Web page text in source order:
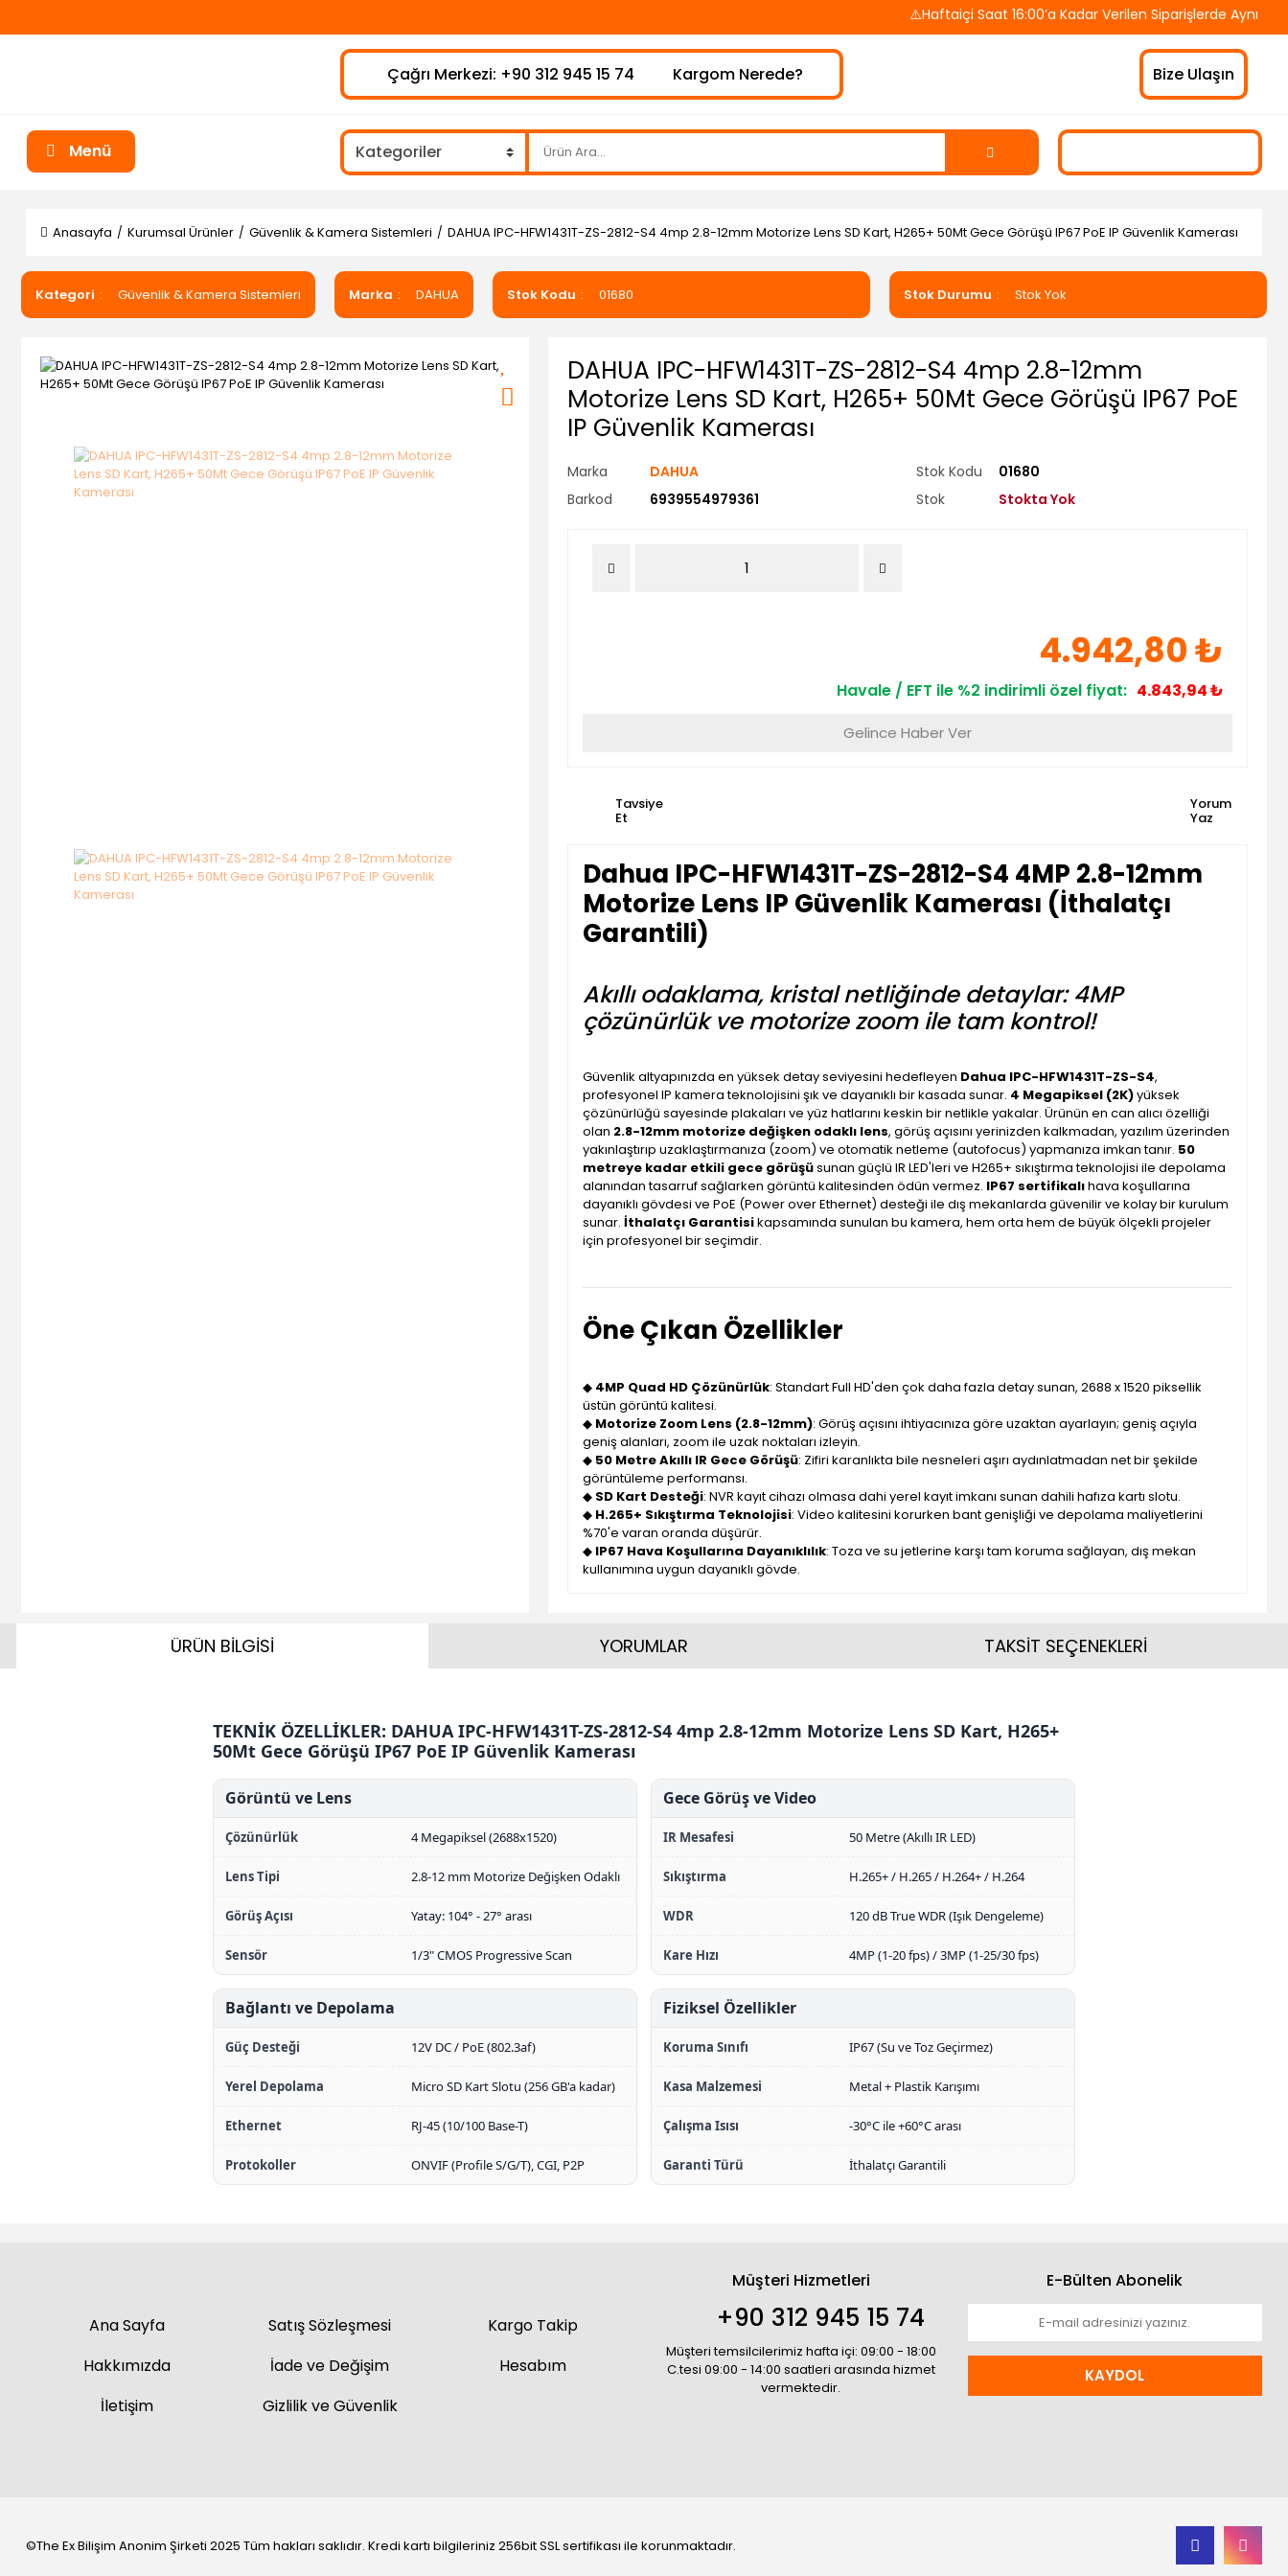
⚠️Haftaiçi Saat 16:00’a Kadar Verilen Siparişlerde Aynı Gün
Çağrı Merkezi: +90 312 945 15 74 Kargom Nerede? Bize Ulaşın
Menü
Anasayfa Kurumsal Ürünler Güvenlik & Kamera Sistemleri DAHUA IPC-HFW1431T-ZS-2812-S4 4mp 2.8-12mm Motorize Lens SD Kart, H265+ 50Mt Gece Görüşü IP67 PoE IP Güvenlik Kamerası
Kategori Güvenlik & Kamera Sistemleri Marka DAHUA Stok Kodu 01680 Stok Durumu Stok Yok
DAHUA IPC-HFW1431T-ZS-2812-S4 4mp 2.8-12mm
Motorize Lens SD Kart, H265+ 50Mt Gece Görüşü IP67 PoE
IP Güvenlik Kamerası
Marka DAHUA Stok Kodu
01680
Barkod
6939554979361 Stok Stokta Yok
4.942,80 ₺
Havale / EFT ile %2 indirimli özel fiyat: 4.843,94 ₺
Gelince Haber Ver
Tavsiye
Et
Yorum
Yaz
Dahua IPC-HFW1431T-ZS-2812-S4 4MP 2.8-12mm
Motorize Lens IP Güvenlik Kamerası (İthalatçı
Garantili)
Akıllı odaklama, kristal netliğinde detaylar: 4MP
çözünürlük ve motorize zoom ile tam kontrol!
Güvenlik altyapınızda en yüksek detay seviyesini hedefleyen Dahua IPC-HFW1431T-ZS-S4,
profesyonel IP kamera teknolojisini şık ve dayanıklı bir kasada sunar. 4 Megapiksel (2K)yüksek
çözünürlüğü sayesinde plakaları ve yüz hatlarını keskin bir netlikle yakalar. Ürünün en can alıcı özelliği
olan 2.8-12mm motorize değişken odaklı lens, görüş açısını yerinizden kalkmadan, yazılım üzerinden
yakınlaştırıp uzaklaştırmanıza (zoom) ve otomatik netleme (autofocus) yapmanıza imkan tanır. 50
metreye kadar etkili gece görüşüsunan güçlü IR LED'leri ve H265+ sıkıştırma teknolojisi ile depolama
alanından tasarruf sağlarken görüntü kalitesinden ödün vermez. IP67 sertifikalıhava koşullarına
dayanıklı gövdesi ve PoE (Power over Ethernet) desteği ile dış mekanlarda güvenilir ve kolay bir kurulum
sunar. İthalatçı Garantisikapsamında sunulan bu kamera, hem orta hem de büyük ölçekli projeler
için profesyonel bir seçimdir.
Öne Çıkan Özellikler
◆ 4MP Quad HD Çözünürlük: Standart Full HD'den çok daha fazla detay sunan, 2688 x 1520 piksellik
üstün görüntü kalitesi.
◆ Motorize Zoom Lens (2.8-12mm): Görüş açısını ihtiyacınıza göre uzaktan ayarlayın; geniş açıyla
geniş alanları, zoom ile uzak noktaları izleyin.
◆ 50 Metre Akıllı IR Gece Görüşü: Zifiri karanlıkta bile nesneleri aşırı aydınlatmadan net bir şekilde
görüntüleme performansı.
◆ SD Kart Desteği: NVR kayıt cihazı olmasa dahi yerel kayıt imkanı sunan dahili hafıza kartı slotu.
◆ H.265+ Sıkıştırma Teknolojisi: Video kalitesini korurken bant genişliği ve depolama maliyetlerini
%70'e varan oranda düşürür.
◆ IP67 Hava Koşullarına Dayanıklılık: Toza ve su jetlerine karşı tam koruma sağlayan, dış mekan
kullanımına uygun dayanıklı gövde.
ÜRÜN BİLGİSİ
TEKNİK ÖZELLİKLER: DAHUA IPC-HFW1431T-ZS-2812-S4 4mp 2.8-12mm Motorize Lens SD Kart, H265+
50Mt Gece Görüşü IP67 PoE IP Güvenlik Kamerası
Görüntü ve Lens
Çözünürlük 4 Megapiksel (2688x1520)
Lens Tipi 2.8-12 mm Motorize Değişken Odaklı
Görüş Açısı Yatay: 104° - 27° arası
Sensör 1/3" CMOS Progressive Scan
Gece Görüş ve Video
IR Mesafesi 50 Metre (Akıllı IR LED)
Sıkıştırma H.265+ / H.265 / H.264+ / H.264
WDR 120 dB True WDR (Işık Dengeleme)
Kare Hızı 4MP (1-20 fps) / 3MP (1-25/30 fps)
Bağlantı ve Depolama
Güç Desteği 12V DC / PoE (802.3af)
Yerel Depolama Micro SD Kart Slotu (256 GB'a kadar)
Ethernet RJ-45 (10/100 Base-T)
Protokoller ONVIF (Profile S/G/T), CGI, P2P
Fiziksel Özellikler
Koruma Sınıfı IP67 (Su ve Toz Geçirmez)
Kasa Malzemesi Metal + Plastik Karışımı
Çalışma Isısı -30°C ile +60°C arası
Garanti Türü İthalatçı Garantili
YORUMLAR TAKSİT SEÇENEKLERİ
Ana Sayfa
Hakkımızda
İletişim
Satış Sözleşmesi
İade ve Değişim
Gizlilik ve Güvenlik
Kargo Takip
Hesabım
Müşteri Hizmetleri
+90 312 945 15 74
Müşteri temsilcilerimiz hafta içi: 09:00 - 18:00
C.tesi 09:00 - 14:00 saatleri arasında hizmet
vermektedir.
E-Bülten Abonelik
KAYDOL
©The Ex Bilişim Anonim Şirketi 2025 Tüm hakları saklıdır. Kredi kartı bilgileriniz 256bit SSL sertifikası ile korunmaktadır.